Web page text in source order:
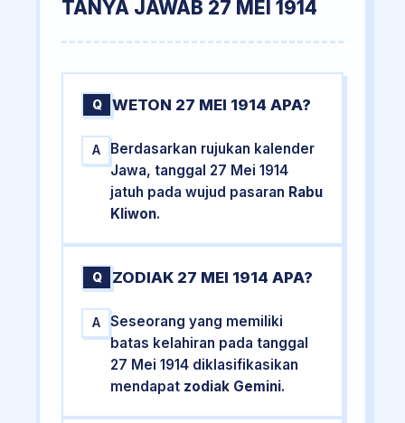
TANYA JAWAB 27 MEI 1914
Q WETON 27 MEI 1914 APA?
A
Berdasarkan rujukan kalender
Jawa, tanggal 27 Mei 1914
jatuh pada wujud pasaran Rabu
Kliwon.
Q ZODIAK 27 MEI 1914 APA?
A
Seseorang yang memiliki
batas kelahiran pada tanggal
27 Mei 1914 diklasifikasikan
mendapat zodiak Gemini.